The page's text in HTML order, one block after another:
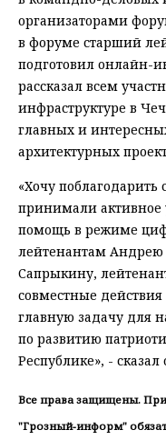
организаторами
в форуме старший
подготовил онлайн-
рассказал всем
инфраструктуре в
главных и
архитектурных
«Хочу поблагодарить
принимали активное
помощь в режиме
лейтенантам
Сапрыкину,
совместные
главную задачу для
по развитию
Республике», -
Все права защищены.
"Грозный-информ"